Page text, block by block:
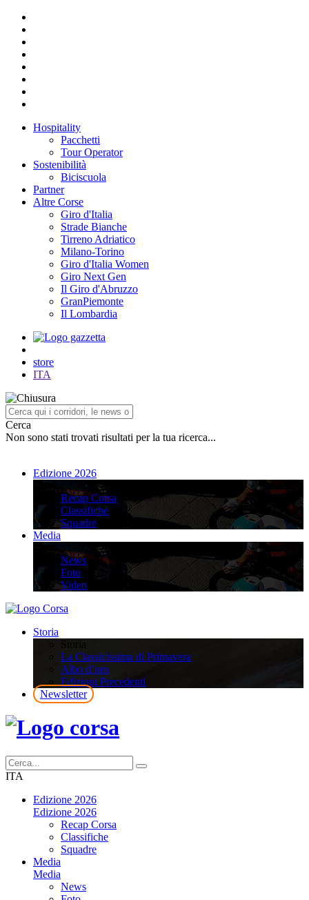
Hospitality
Pacchetti
Tour Operator
Sostenibilità
Biciscuola
Partner
Altre Corse
Giro d'Italia
Strade Bianche
Tirreno Adriatico
Milano-Torino
Giro d'Italia Women
Giro Next Gen
Il Giro d'Abruzzo
GranPiemonte
Il Lombardia
store
ITA
Cerca
Non sono stati trovati risultati per la tua ricerca...
Edizione 2026
Edizione 2026
Recap Corsa
Classifiche
Squadre
Media
Media
News
Foto
Video
Storia
La Classicissima di Primavera
Albo d’oro
Edizioni Precedenti
Newsletter
ITA
Edizione 2026
Edizione 2026
Recap Corsa
Classifiche
Squadre
Media
Media
News